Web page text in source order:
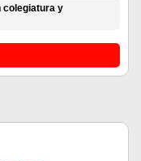
colegiatura y